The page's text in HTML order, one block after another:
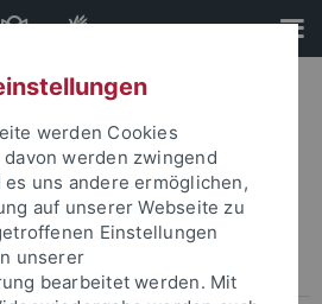
... Pressemitteilungen
werden Cookies
werden zwingend
uns andere ermöglichen,
auf unserer Webseite zu
Einstellungen
unserer
bearbeitet werden. Mit